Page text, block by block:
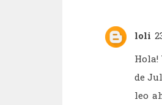
loli
de
leo